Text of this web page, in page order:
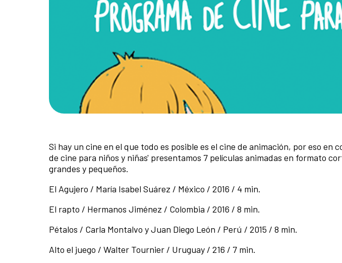
Si hay un cine en el que todo es posible es el cine de animación, por eso en
de cine para niños y niñas' presentamos 7 películas animadas en formato
grandes y pequeños.
El Agujero / María Isabel Suárez / México / 2016 / 4 min.
El rapto / Hermanos Jiménez / Colombia / 2016 / 8 min.
Pétalos / Carla Montalvo y Juan Diego León / Perú / 2015 / 8 min.
Alto el juego / Walter Tournier / Uruguay / 216 / 7 min.